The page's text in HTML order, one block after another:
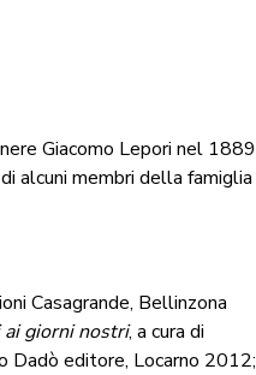
Giacomo Lepori nel 1889
alcuni membri della famiglia
Casagrande, Bellinzona
ai giorni nostri, a cura di
Dadò editore, Locarno 2012;